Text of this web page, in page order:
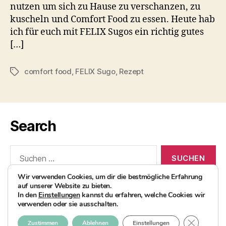
nutzen um sich zu Hause zu verschanzen, zu
kuscheln und Comfort Food zu essen. Heute hab
ich für euch mit FELIX Sugos ein richtig gutes
[…]
Schlagwörter
comfort food, FELIX Sugo, Rezept
Search
nach:
© 2026AvocadoBanane Foodblog
Wir verwenden Cookies, um dir die bestmögliche Erfahrung
auf unserer Website zu bieten.
In den Einstellungenkannst du erfahren, welche Cookies wir
verwenden oder sie ausschalten.
Zustimmen Ablehnen Einstellungen GDPR